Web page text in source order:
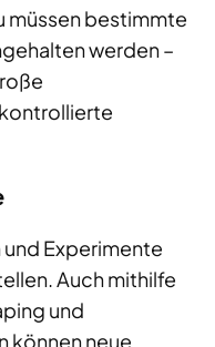
müssen bestimmte
werden –
Experimente
Auch mithilfe
und
können neue